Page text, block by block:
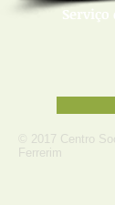
Serviço
© 2017 Centro
Ferrerim